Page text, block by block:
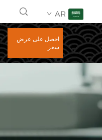
AR
احصل على عرض
سعر